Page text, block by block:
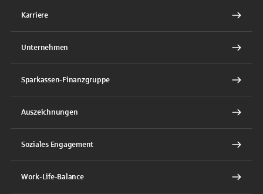
Karriere
Unternehmen
Sparkassen-Finanzgruppe
Auszeichnungen
Soziales Engagement
Work-Life-Balance